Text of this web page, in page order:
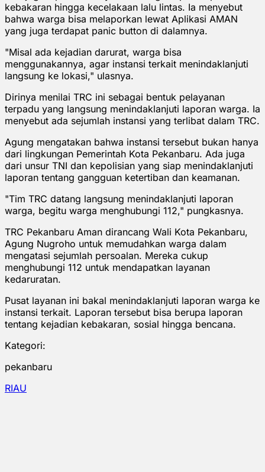
kebakaran hingga kecelakaan lalu lintas. Ia menyebut
bahwa warga bisa melaporkan lewat Aplikasi AMAN
yang juga terdapat panic button di dalamnya.
"Misal ada kejadian darurat, warga bisa
menggunakannya, agar instansi terkait menindaklanjuti
langsung ke lokasi," ulasnya.
Dirinya menilai TRC ini sebagai bentuk pelayanan
terpadu yang langsung menindaklanjuti laporan warga. Ia
menyebut ada sejumlah instansi yang terlibat dalam TRC.
Agung mengatakan bahwa instansi tersebut bukan hanya
dari lingkungan Pemerintah Kota Pekanbaru. Ada juga
dari unsur TNI dan kepolisian yang siap menindaklanjuti
laporan tentang gangguan ketertiban dan keamanan.
"Tim TRC datang langsung menindaklanjuti laporan
warga, begitu warga menghubungi 112," pungkasnya.
TRC Pekanbaru Aman dirancang Wali Kota Pekanbaru,
Agung Nugroho untuk memudahkan warga dalam
mengatasi sejumlah persoalan. Mereka cukup
menghubungi 112 untuk mendapatkan layanan
kedaruratan.
Pusat layanan ini bakal menindaklanjuti laporan warga ke
instansi terkait. Laporan tersebut bisa berupa laporan
tentang kejadian kebakaran, sosial hingga bencana.
Kategori:
pekanbaru
RIAU